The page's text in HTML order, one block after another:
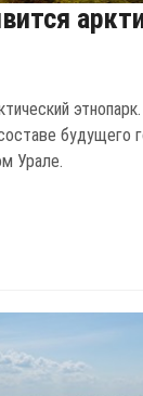
будущего
Урале.